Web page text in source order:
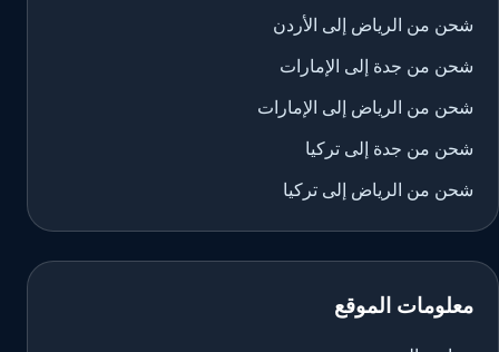
شحن من الرياض إلى الأردن
شحن من جدة إلى الإمارات
شحن من الرياض إلى الإمارات
شحن من جدة إلى تركيا
شحن من الرياض إلى تركيا
معلومات الموقع